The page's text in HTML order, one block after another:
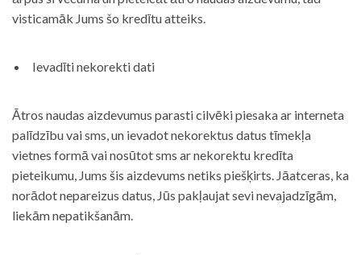
visticamāk Jums šo kredītu atteiks.
Ievadīti nekorekti dati
Ātros naudas aizdevumus parasti cilvēki piesaka ar interneta
palīdzību vai sms, un ievadot nekorektus datus tīmekļa
vietnes formā vai nosūtot sms ar nekorektu kredīta
pieteikumu, Jums šis aizdevums netiks piešķirts. Jāatceras, ka
norādot nepareizus datus, Jūs pakļaujat sevi nevajadzīgām,
liekām nepatikšanām.